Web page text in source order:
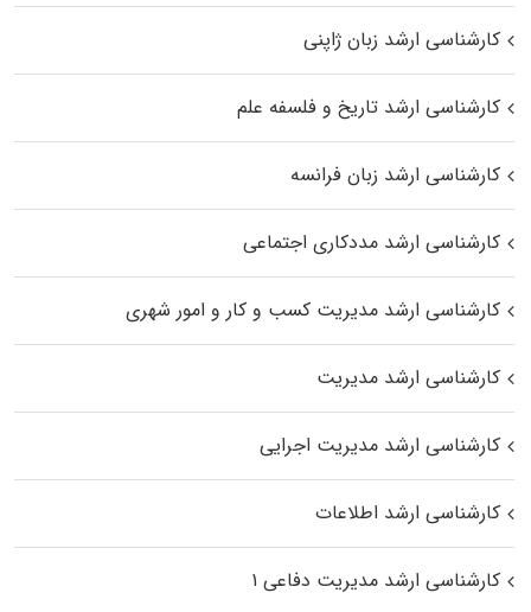
کارشناسی ارشد زبان ژاپنی
کارشناسی ارشد تاریخ و فلسفه علم
کارشناسی ارشد زبان فرانسه
کارشناسی ارشد مددکاری اجتماعی
کارشناسی ارشد مدیریت کسب و کار و امور شهری
کارشناسی ارشد مدیریت
کارشناسی ارشد مدیریت اجرایی
کارشناسی ارشد اطلاعات
کارشناسی ارشد مدیریت دفاعی ۱